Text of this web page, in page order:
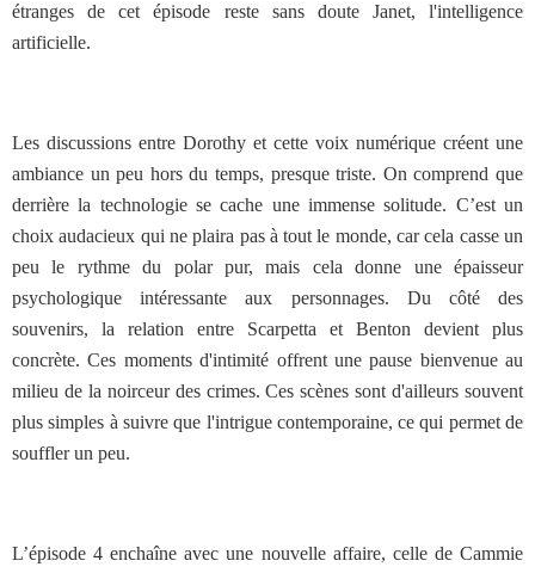
étranges de cet épisode reste sans doute Janet, l'intelligence
artificielle.
Les discussions entre Dorothy et cette voix numérique créent une
ambiance un peu hors du temps, presque triste. On comprend que
derrière la technologie se cache une immense solitude. C’est un
choix audacieux qui ne plaira pas à tout le monde, car cela casse un
peu le rythme du polar pur, mais cela donne une épaisseur
psychologique intéressante aux personnages. Du côté des
souvenirs, la relation entre Scarpetta et Benton devient plus
concrète. Ces moments d'intimité offrent une pause bienvenue au
milieu de la noirceur des crimes. Ces scènes sont d'ailleurs souvent
plus simples à suivre que l'intrigue contemporaine, ce qui permet de
souffler un peu.
L’épisode 4 enchaîne avec une nouvelle affaire, celle de Cammie